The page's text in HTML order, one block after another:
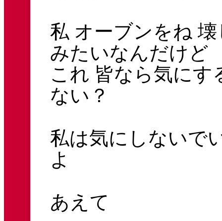
私 オーブンをね
みたいなんだけど
これ 皆なら気にす
ない？
私は気にしないで
よ
あえて